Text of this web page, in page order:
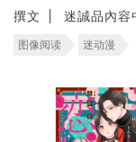
撰文 迷誠品內容
图像阅读 迷动漫